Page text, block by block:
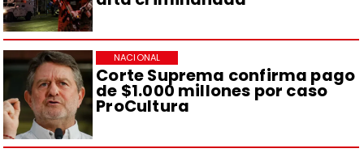
Corte Suprema confirma pago
de $1.000 millones por caso
ProCultura
NACIONAL